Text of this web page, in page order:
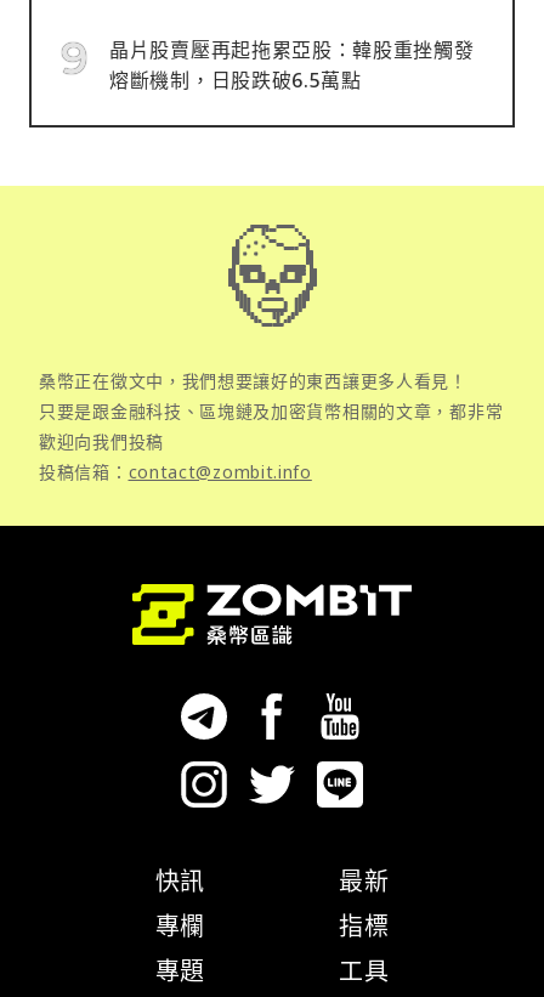
晶片股賣壓再起拖累亞股：韓股重挫觸發
熔斷機制，日股跌破6.5萬點
桑幣正在徵文中，我們想要讓好的東西讓更多人看見！
只要是跟金融科技、區塊鏈及加密貨幣相關的文章，都非常
歡迎向我們投稿
投稿信箱： contact@zombit.info
快訊
專欄
專題
最新
指標
工具